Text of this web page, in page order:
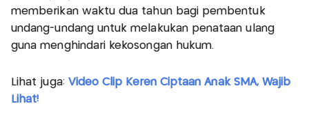
memberikan waktu dua tahun bagi pembentuk
undang-undang untuk melakukan penataan ulang
guna menghindari kekosongan hukum.
Lihat juga: Video Clip Keren Ciptaan Anak SMA, Wajib
Lihat!